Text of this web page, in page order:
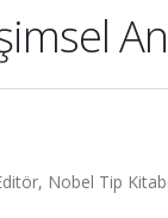
Nobel Tip